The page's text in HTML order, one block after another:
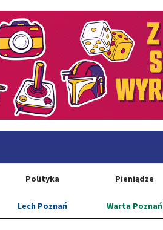
Polityka Pieniądze
Lech Poznań Warta Poznań